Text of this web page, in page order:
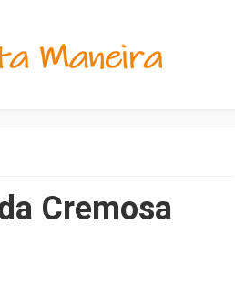
Cremosa